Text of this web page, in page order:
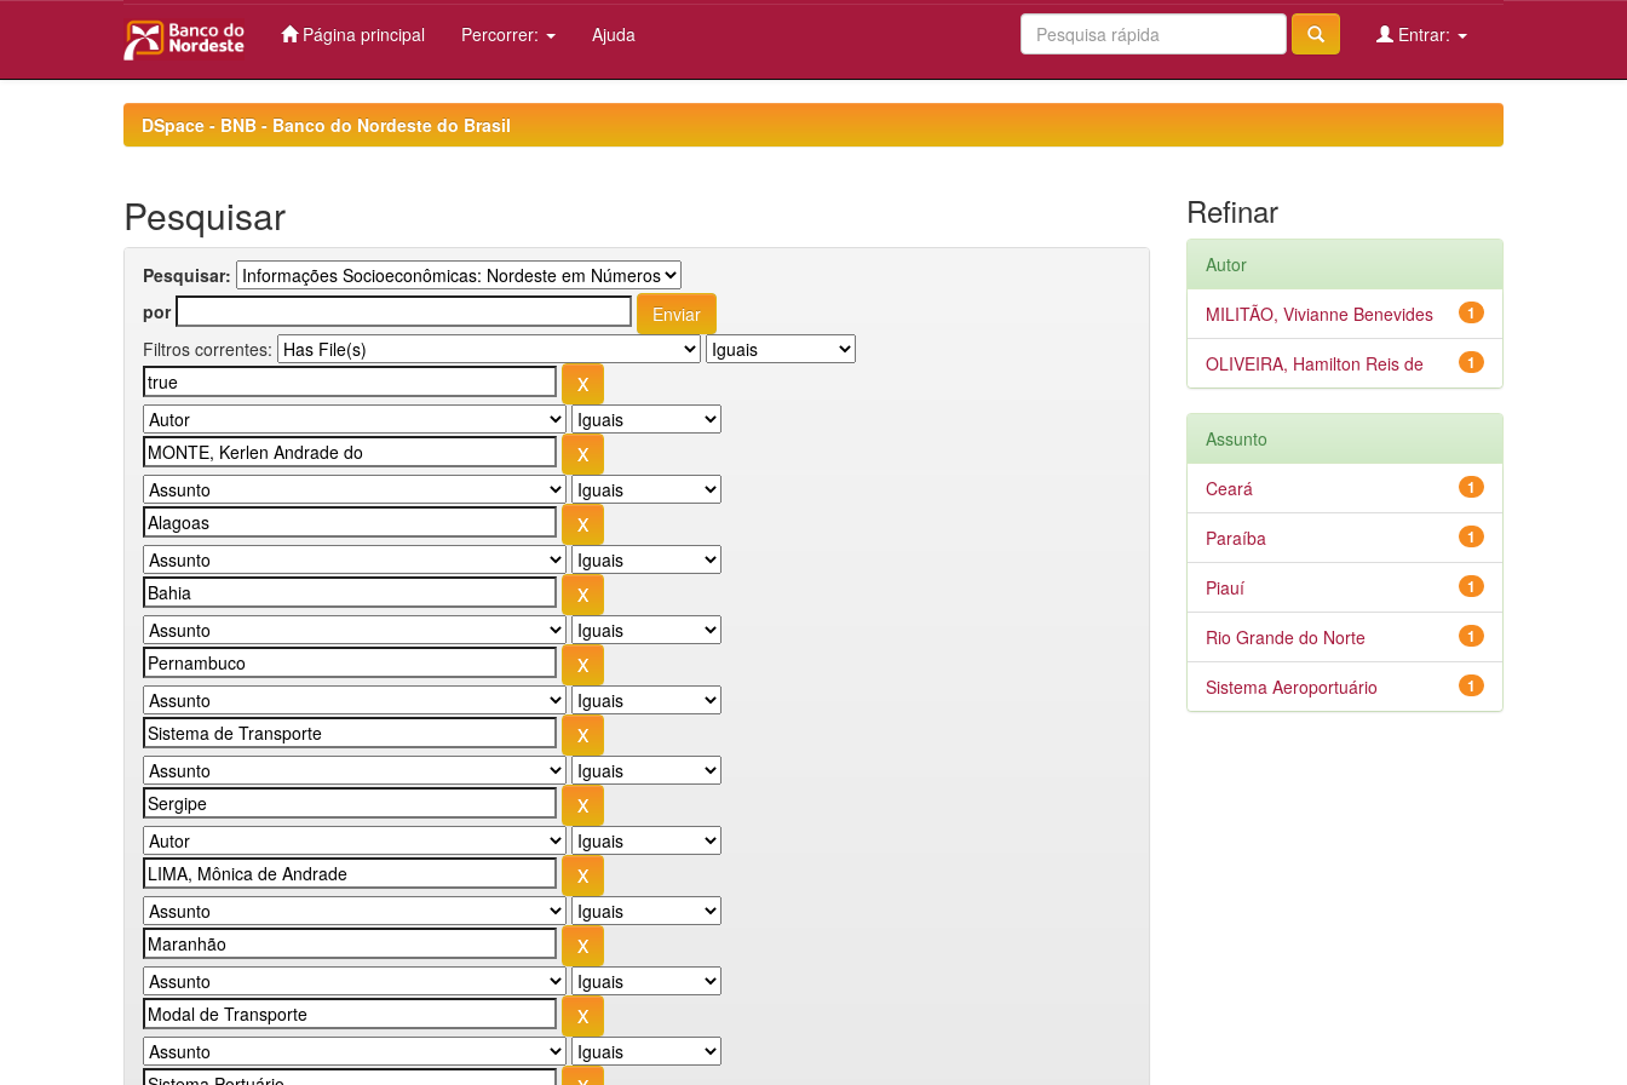
Página principal Percorrer: Ajuda Entrar:
DSpace - BNB - Banco do Nordeste do Brasil
Pesquisar
Pesquisar:
por
Filtros correntes:
Refinar
Autor
1
MILITÃO, Vivianne Benevides
1
OLIVEIRA, Hamilton Reis de
Assunto
1
Ceará
1
Paraíba
1
Piauí
1
Rio Grande do Norte
1
Sistema Aeroportuário